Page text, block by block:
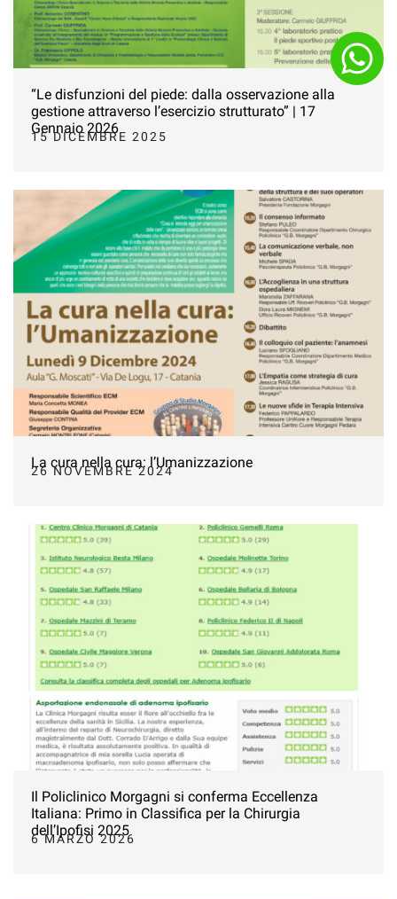
“Le disfunzioni del piede: dalla osservazione alla
gestione attraverso l’esercizio strutturato” | 17
Gennaio 2026
15 DICEMBRE 2025
La cura nella cura: l’Umanizzazione
26 NOVEMBRE 2024
Il Policlinico Morgagni si conferma Eccellenza
Italiana: Primo in Classifica per la Chirurgia
dell’Ipofisi 2025
6 MARZO 2026